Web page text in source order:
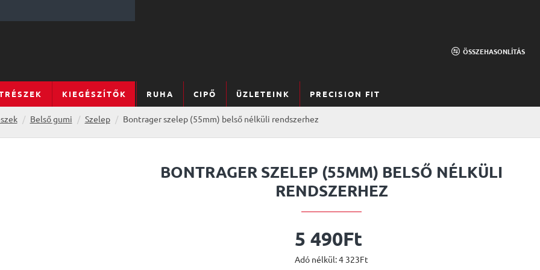
ÖSSZEHASONLÍTÁS
KIEGÉSZÍTŐK RUHA CIPŐ ÜZLETEINK PRECISION FIT
Belső gumi Szelep Bontrager szelep (55mm) belső nélküli rendszerhez
BONTRAGER SZELEP (55MM) BELSŐ NÉLKÜLI
RENDSZERHEZ
5 490Ft
Adó nélkül: 4 323Ft